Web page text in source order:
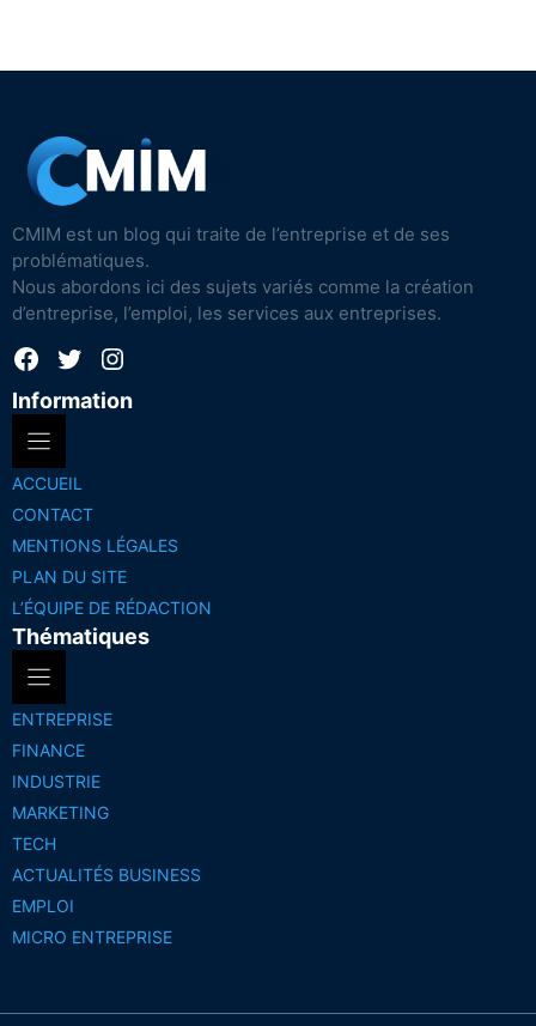
CMIM est un blog qui traite de l’entreprise et de ses
problématiques.
Nous abordons ici des sujets variés comme la création
d’entreprise, l’emploi, les services aux entreprises.
Facebook
TwitterInstagram
Information
ACCUEIL
CONTACT
MENTIONS LÉGALES
PLAN DU SITE
L’ÉQUIPE DE RÉDACTION
Thématiques
ENTREPRISE
FINANCE
INDUSTRIE
MARKETING
TECH
ACTUALITÉS BUSINESS
EMPLOI
MICRO ENTREPRISE